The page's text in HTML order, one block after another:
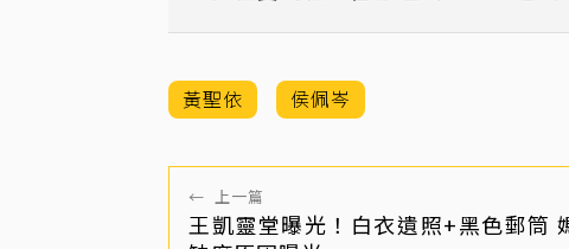
黃聖依 侯佩岑
← 上一篇
王凱靈堂曝光！白衣遺照+黑色郵筒